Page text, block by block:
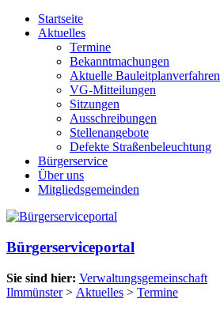
Startseite
Aktuelles
Termine
Bekanntmachungen
Aktuelle Bauleitplanverfahren
VG-Mitteilungen
Sitzungen
Ausschreibungen
Stellenangebote
Defekte Straßenbeleuchtung
Bürgerservice
Über uns
Mitgliedsgemeinden
Bürgerserviceportal
Sie sind hier: Verwaltungsgemeinschaft
Ilmmünster> Aktuelles > Termine